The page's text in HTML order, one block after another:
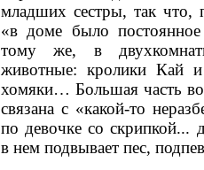
младших сестры, так что,
«в доме было постоянное
тому же, в
животные: кролики Кай
хомяки… Большая часть
связана с «какой-то
по девочке со скрипкой...
в нем подвывает пес,